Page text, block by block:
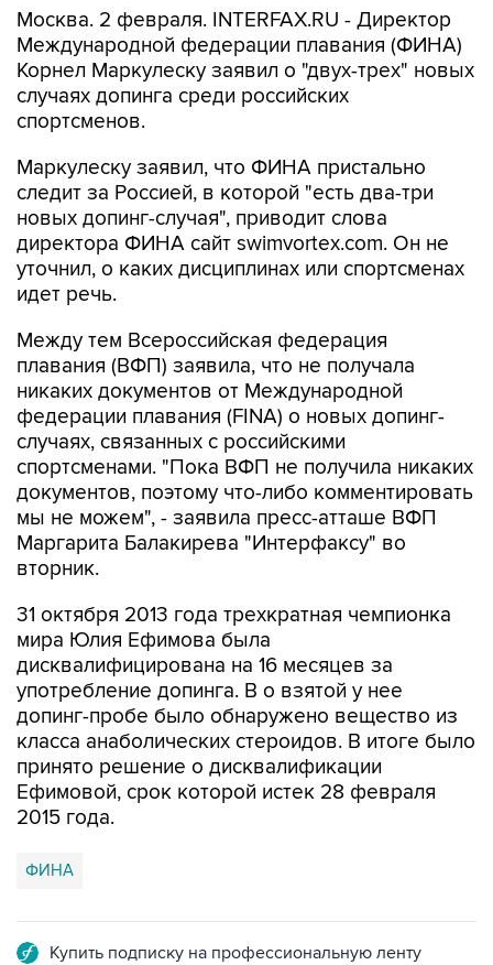
Москва. 2 февраля. INTERFAX.RU - Директор
Международной федерации плавания (ФИНА)
Корнел Маркулеску заявил о "двух-трех" новых
случаях допинга среди российских
спортсменов.
Маркулеску заявил, что ФИНА пристально
следит за Россией, в которой "есть два-три
новых допинг-случая", приводит слова
директора ФИНА сайт swimvortex.com. Он не
уточнил, о каких дисциплинах или спортсменах
идет речь.
Между тем Всероссийская федерация
плавания (ВФП) заявила, что не получала
никаких документов от Международной
федерации плавания (FINA) о новых допинг-
случаях, связанных с российскими
спортсменами. "Пока ВФП не получила никаких
документов, поэтому что-либо комментировать
мы не можем", - заявила пресс-атташе ВФП
Маргарита Балакирева "Интерфаксу" во
вторник.
31 октября 2013 года трехкратная чемпионка
мира Юлия Ефимова была
дисквалифицирована на 16 месяцев за
употребление допинга. В о взятой у нее
допинг-пробе было обнаружено вещество из
класса анаболических стероидов. В итоге было
принято решение о дисквалификации
Ефимовой, срок которой истек 28 февраля
2015 года.
ФИНА
Купить подписку на профессиональную ленту